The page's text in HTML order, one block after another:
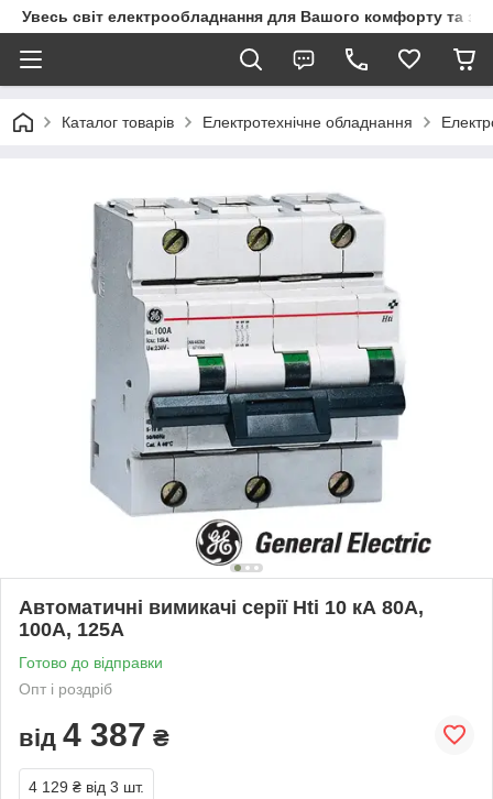
Увесь світ електрообладнання для Вашого комфорту та
Каталог товарів Електротехнічне обладнання
Автоматичні вимикачі серії Hti 10 кА 80А,
100А, 125A
Готово до відправки
Опт і роздріб
від 4 387 ₴
4 129 ₴ від 3 шт.